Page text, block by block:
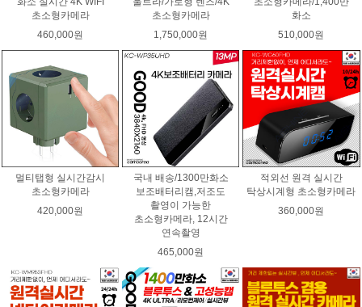
초소형카메라
460,000원
초소형카메라
1,750,000원
화소
510,000원
멀티탭형 실시간감시
초소형카메라
420,000원
국내 배송/1300만화소
보조배터리캠,저조도
촬영이 가능한
초소형카메라, 12시간
연속촬영
465,000원
적외선 원격 실시간
탁상시계형 초소형카메라
360,000원